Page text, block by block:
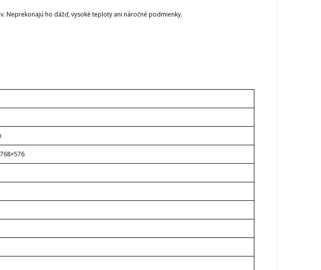
Neprekonajú ho dážď, vysoké teploty ani náročné podmienky.